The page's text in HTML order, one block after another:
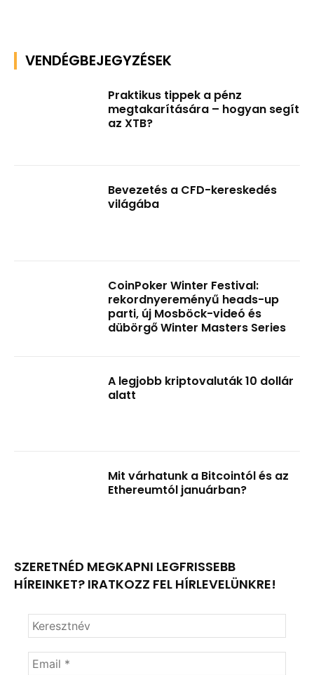
VENDÉGBEJEGYZÉSEK
Praktikus tippek a pénz
megtakarítására – hogyan segít
az XTB?
Bevezetés a CFD-kereskedés
világába
CoinPoker Winter Festival:
rekordnyereményű heads-up
parti, új Mosböck-videó és
dübörgő Winter Masters Series
A legjobb kriptovaluták 10 dollár
alatt
Mit várhatunk a Bitcointól és az
Ethereumtól januárban?
SZERETNÉD MEGKAPNI LEGFRISSEBB
HÍREINKET? IRATKOZZ FEL HÍRLEVELÜNKRE!